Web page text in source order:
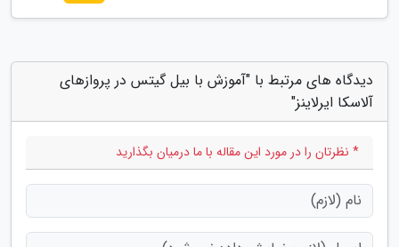
دیدگاه های مرتبط با "آموزش با بیل گیتس در پروازهای
آلاسکا ایرلاینز"
* نظرتان را در مورد این مقاله با ما درمیان بگذارید